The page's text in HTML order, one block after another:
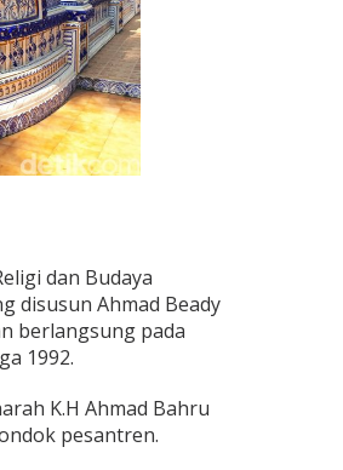
dan Budaya
disusun Ahmad Beady
berlangsung pada
1992.
K.H Ahmad Bahru
pesantren.